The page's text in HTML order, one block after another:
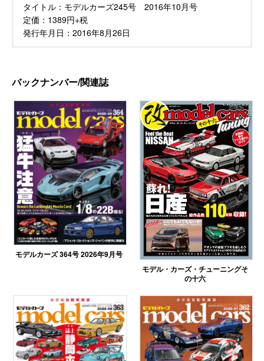
タイトル： モデルカーズ245号 2016年10月号
定価： 1389円+税
発行年月日： 2016年8月26日
バックナンバー/関連誌
モデルカーズ 364号 2026年9月号
モデル・カーズ・チューニングそ
の十六